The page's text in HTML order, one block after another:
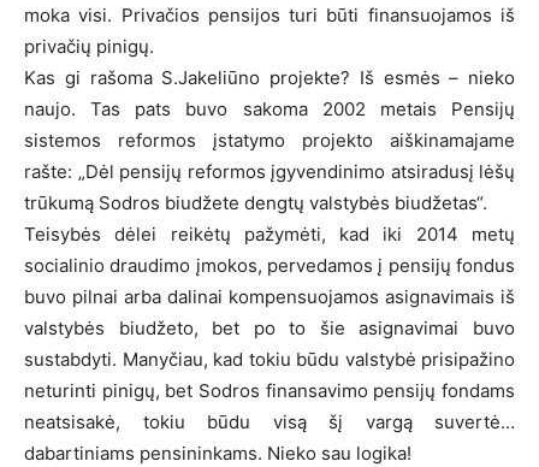
moka visi. Privačios pensijos turi būti finansuojamos iš
privačių pinigų.
Kas gi rašoma S.Jakeliūno projekte? Iš esmės – nieko
naujo. Tas pats buvo sakoma 2002 metais Pensijų
sistemos reformos įstatymo projekto aiškinamajame
rašte: „Dėl pensijų reformos įgyvendinimo atsiradusį lėšų
trūkumą Sodros biudžete dengtų valstybės biudžetas“.
Teisybės dėlei reikėtų pažymėti, kad iki 2014 metų
socialinio draudimo įmokos, pervedamos į pensijų fondus
buvo pilnai arba dalinai kompensuojamos asignavimais iš
valstybės biudžeto, bet po to šie asignavimai buvo
sustabdyti. Manyčiau, kad tokiu būdu valstybė prisipažino
neturinti pinigų, bet Sodros finansavimo pensijų fondams
neatsisakė, tokiu būdu visą šį vargą suvertė…
dabartiniams pensininkams. Nieko sau logika!